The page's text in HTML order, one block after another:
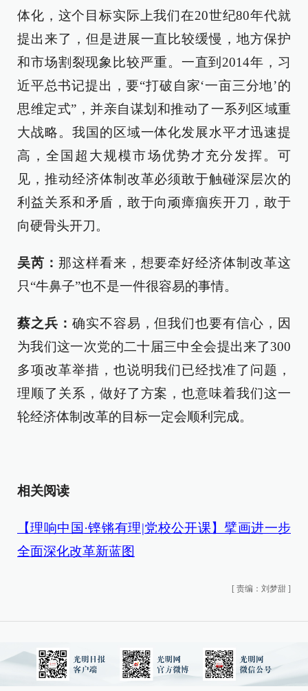
体化，这个目标实际上我们在20世纪80年代就
提出来了，但是进展一直比较缓慢，地方保护
和市场割裂现象比较严重。一直到2014年，习
近平总书记提出，要“打破自家‘一亩三分地’的
思维定式”，并亲自谋划和推动了一系列区域重
大战略。我国的区域一体化发展水平才迅速提
高，全国超大规模市场优势才充分发挥。可
见，推动经济体制改革必须敢于触碰深层次的
利益关系和矛盾，敢于向顽瘴痼疾开刀，敢于
向硬骨头开刀。
吴芮： 那这样看来，想要牵好经济体制改革这
只“牛鼻子”也不是一件很容易的事情。
蔡之兵： 确实不容易，但我们也要有信心，因
为我们这一次党的二十届三中全会提出来了300
多项改革举措，也说明我们已经找准了问题，
理顺了关系，做好了方案，也意味着我们这一
轮经济体制改革的目标一定会顺利完成。
相关阅读
【理响中国·铿锵有理|党校公开课】擘画进一步
全面深化改革新蓝图
[ 责编：刘梦甜 ]